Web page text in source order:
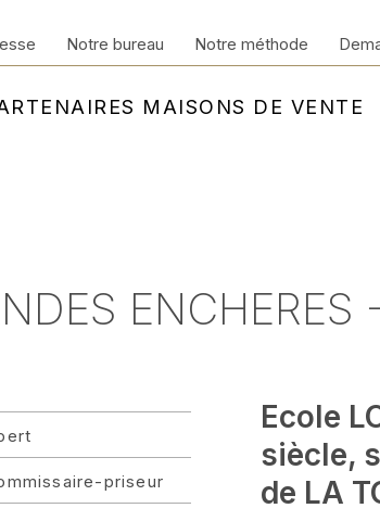
MAISONS DE VENTE
Notre bureau Notre méthode
ENCHERES
priseur
Ecole
siècle,
de LA